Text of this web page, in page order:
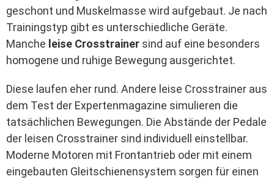
geschont und Muskelmasse wird aufgebaut. Je nach
Trainingstyp gibt es unterschiedliche Geräte.
Manche leise Crosstrainer sind auf eine besonders
homogene und ruhige Bewegung ausgerichtet.
Diese laufen eher rund. Andere leise Crosstrainer aus
dem Test der Expertenmagazine simulieren die
tatsächlichen Bewegungen. Die Abstände der Pedale
der leisen Crosstrainer sind individuell einstellbar.
Moderne Motoren mit Frontantrieb oder mit einem
eingebauten Gleitschienensystem sorgen für einen